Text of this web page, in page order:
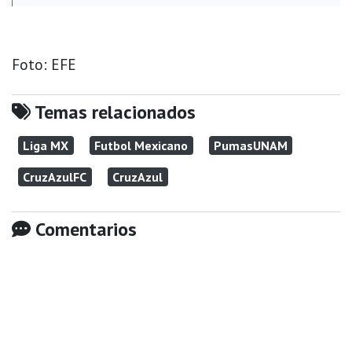
Foto: EFE
Temas relacionados
Liga MX Futbol Mexicano
PumasUNAM
CruzAzulFC
CruzAzul
Comentarios